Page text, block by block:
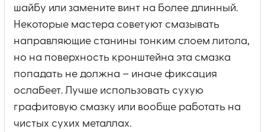
шайбу или замените винт на более длинный.
Некоторые мастера советуют смазывать
направляющие станины тонким слоем литола,
но на поверхность кронштейна эта смазка
попадать не должна – иначе фиксация
ослабеет. Лучше использовать сухую
графитовую смазку или вообще работать на
чистых сухих металлах.